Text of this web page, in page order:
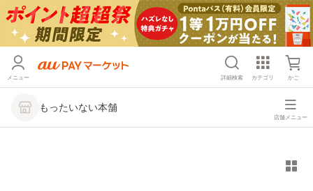
メニュー 詳細検索 カテゴリ かご
もったいない本舗
店舗メニュー